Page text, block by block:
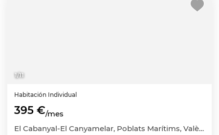
1/11
Habitación Individual
395 €/mes
El Cabanyal-El Canyamelar, Poblats Marítims, València Capital, València